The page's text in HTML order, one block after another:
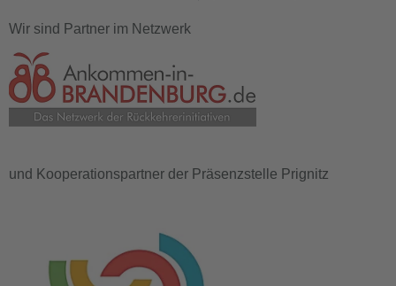
Wir sind Partner im Netzwerk
und Kooperationspartner der Präsenzstelle Prignitz